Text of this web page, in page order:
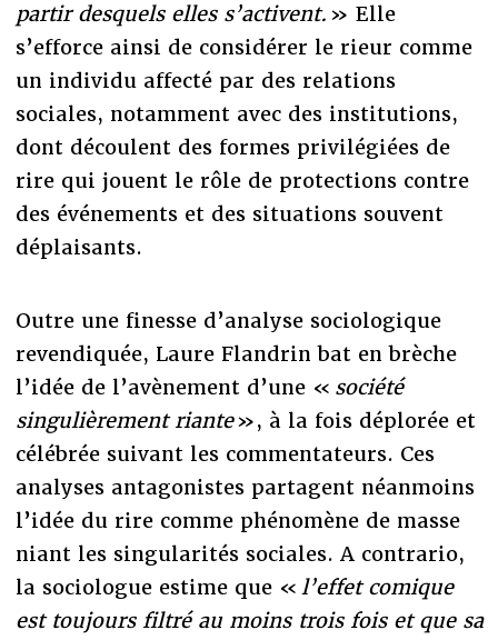
partir desquels elles s’activent. » Elle
s’efforce ainsi de considérer le rieur comme
un individu affecté par des relations
sociales, notamment avec des institutions,
dont découlent des formes privilégiées de
rire qui jouent le rôle de protections contre
des événements et des situations souvent
déplaisants.
Outre une finesse d’analyse sociologique
revendiquée, Laure Flandrin bat en brèche
l’idée de l’avènement d’une « société
singulièrement riante», à la fois déplorée et
célébrée suivant les commentateurs. Ces
analyses antagonistes partagent néanmoins
l’idée du rire comme phénomène de masse
niant les singularités sociales. A contrario,
la sociologue estime que « l’effet comique
est toujours filtré au moins trois fois et que sa